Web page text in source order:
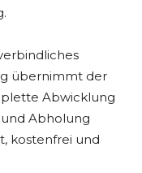
übernimmt der
Abwicklung
Abholung
kostenfrei und